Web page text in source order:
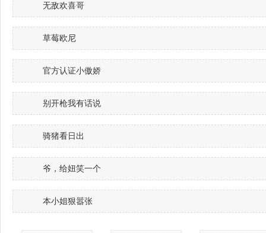
无敌欢喜哥
草莓欧尼
官方认证小傲娇
别开枪我有话说
骑猪看日出
爷，给妞笑一个
本小姐狠嚣张